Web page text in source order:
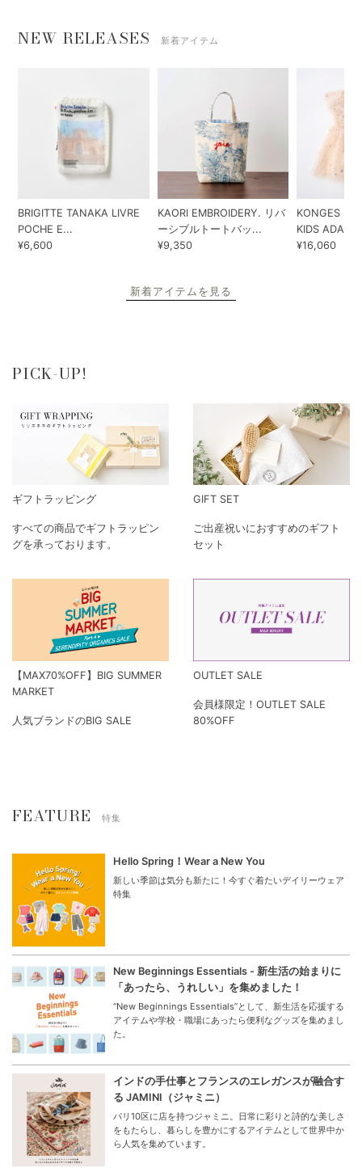
NEW RELEASES 新着アイテム
BRIGITTE TANAKA LIVRE
POCHE E...
¥6,600
KAORI EMBROIDERY. リバ
ーシブルトートバッ...
¥9,350
KONGES
KIDS ADA...
¥16,060
新着アイテムを見る
PICK-UP!
ギフトラッピング
すべての商品でギフトラッピン
グを承っております。
GIFT SET
ご出産祝いにおすすめのギフト
セット
【MAX70%OFF】BIG SUMMER
MARKET
人気ブランドのBIG SALE
OUTLET SALE
会員様限定！OUTLET SALE
80%OFF
FEATURE 特集
Hello Spring！Wear a New You
新しい季節は気分も新たに！今すぐ着たいデイリーウェア
特集
New Beginnings Essentials - 新生活の始まりに
「あったら、うれしい」を集めました！
“New Beginnings Essentials”として、新生活を応援する
アイテムや学校・職場にあったら便利なグッズを集めまし
た。
インドの手仕事とフランスのエレガンスが融合す
る JAMINI（ジャミニ）
パリ10区に店を持つジャミニ。日常に彩りと詩的な美しさ
をもたらし、暮らしを豊かにするアイテムとして世界中か
ら人気を集めています。